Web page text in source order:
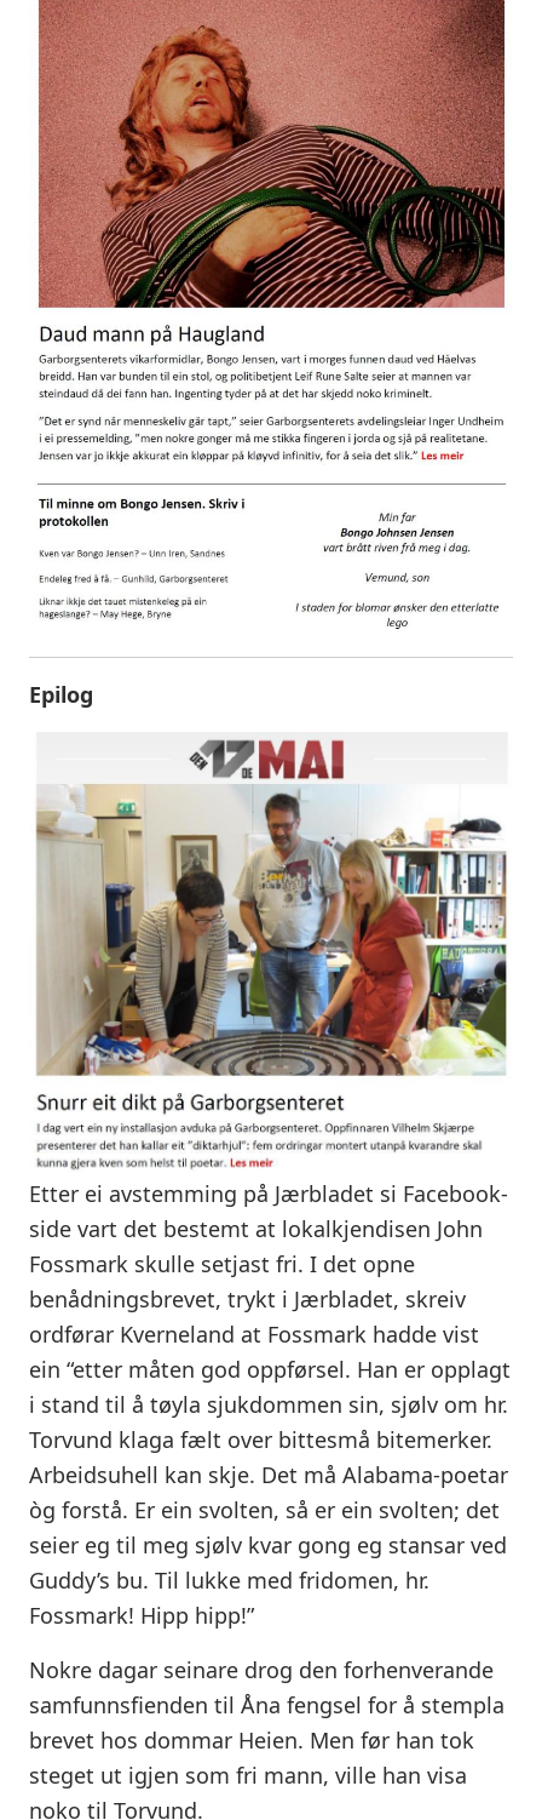
Epilog
Etter ei avstemming på Jærbladet si Facebook-
side vart det bestemt at lokalkjendisen John
Fossmark skulle setjast fri. I det opne
benådningsbrevet, trykt i Jærbladet, skreiv
ordførar Kverneland at Fossmark hadde vist
ein “etter måten god oppførsel. Han er opplagt
i stand til å tøyla sjukdommen sin, sjølv om hr.
Torvund klaga fælt over bittesmå bitemerker.
Arbeidsuhell kan skje. Det må Alabama-poetar
òg forstå. Er ein svolten, så er ein svolten; det
seier eg til meg sjølv kvar gong eg stansar ved
Guddy’s bu. Til lukke med fridomen, hr.
Fossmark! Hipp hipp!”
Nokre dagar seinare drog den forhenverande
samfunnsfienden til Åna fengsel for å stempla
brevet hos dommar Heien. Men før han tok
steget ut igjen som fri mann, ville han visa
noko til Torvund.